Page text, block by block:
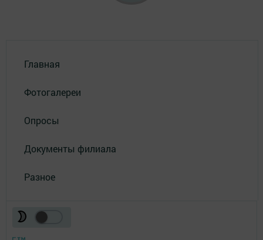
Главная
Фотогалереи
Опросы
Документы филиала
Разное